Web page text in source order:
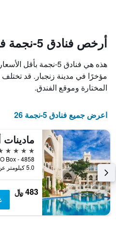
1
Y
الذي
يعرض
متوسط
في
عطلة
نهاية
هذا
الأسبوع
خلال
آخر
3
أيام
محور
الذي
يعرض
عدد
الأيام
يتضمن
المخطط
التالي
1
محور
Y
الذي
يعرض
متوسط
سعر
غرفة
أرخص فنادق 5-نجمة في مدينة زنجبار
هذه هي فنادق 5-نجمة
مؤخرًا في مدينة زنجبار. قد تختلف
المختارة وموقع الفندق.
اعرض جميع فنادق 5-نجمة 26
5 نجوم
5.0 كيلومتر عن وسط المدينة
483 ﷼